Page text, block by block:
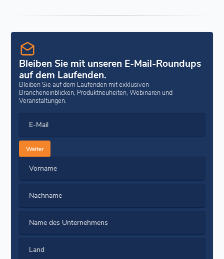
Bleiben Sie mit unseren E-Mail-Roundups
auf dem Laufenden.
Bleiben Sie auf dem Laufenden mit exklusiven
Brancheneinblicken, Produktneuheiten, Webinaren und
Veranstaltungen.
E-Mail
Weiter
Vorname
Nachname
Name des Unternehmens
Land